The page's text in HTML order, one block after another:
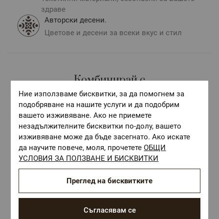
безопасни за Вашето здраве;
Произведено в България;
здраве
Авторски десени.
Цветове и десени за всеки вкус и стил
Комбинирай с
Ние използваме бисквитки, за да помогнем за
подобряване на нашите услуги и да подобрим
вашето изживяване. Ако не приемете
незадължителните бисквитки по-долу, вашето
изживяване може да бъде засегнато. Ако искате
да научите повече, моля, прочететеОБЩИ
УСЛОВИЯ ЗА ПОЛЗВАНЕ И БИСКВИТКИ
Съгласявам се
Преглед на бисквитките